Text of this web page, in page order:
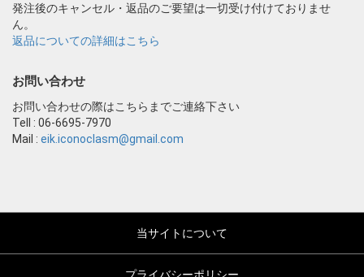
発注後のキャンセル・返品のご要望は一切受け付けておりませ
ん。
返品についての詳細はこちら
お問い合わせ
お問い合わせの際はこちらまでご連絡下さい
Tell : 06-6695-7970
Mail : eik.iconoclasm@gmail.com
当サイトについて